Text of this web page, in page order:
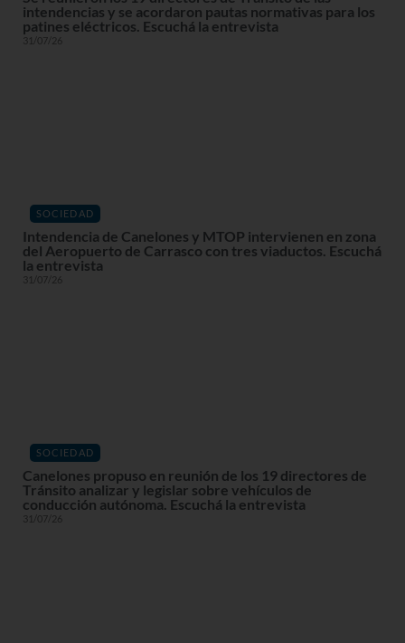
intendencias y se acordaron pautas normativas para los
patines eléctricos. Escuchá la entrevista
31/07/26
SOCIEDAD
Intendencia de Canelones y MTOP intervienen en zona
del Aeropuerto de Carrasco con tres viaductos. Escuchá
la entrevista
31/07/26
SOCIEDAD
Canelones propuso en reunión de los 19 directores de
Tránsito analizar y legislar sobre vehículos de
conducción autónoma. Escuchá la entrevista
31/07/26